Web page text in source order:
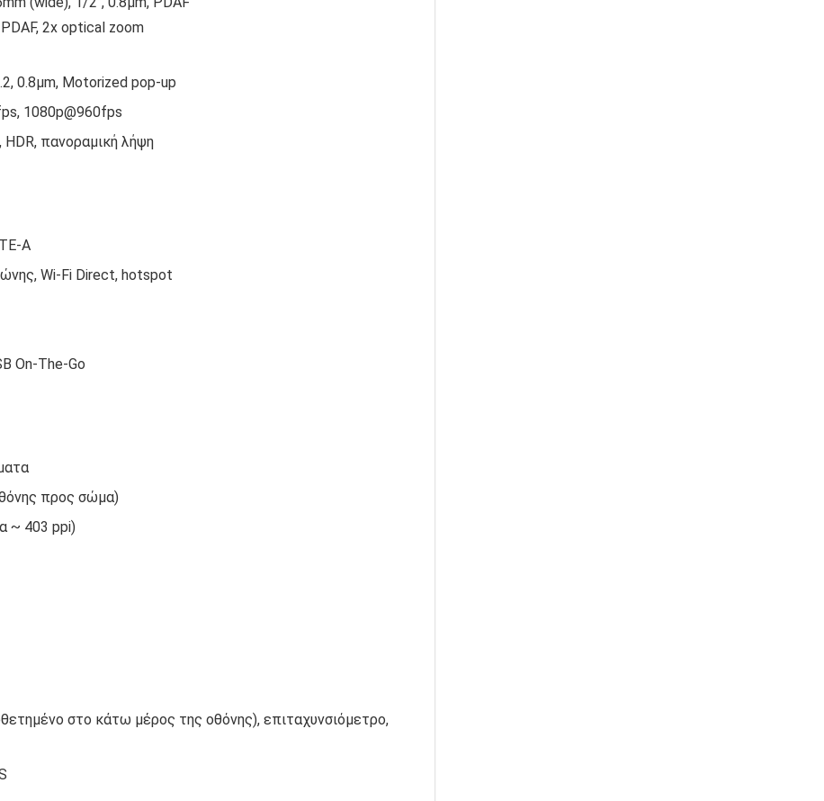
2x optical zoom
0.8µm, Motorized pop-up
1080p@960fps
πανοραμική λήψη
A
Wi-Fi Direct, hotspot
On-The-Go
προς σώμα)
~ 403 ppi)
στο κάτω μέρος της οθόνης), επιταχυνσιόμετρο,